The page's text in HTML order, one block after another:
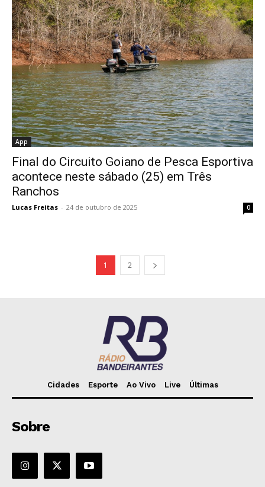
App
Final do Circuito Goiano de Pesca Esportiva
acontece neste sábado (25) em Três
Ranchos
Lucas Freitas - 24 de outubro de 2025 0
1 2
Cidades Esporte Ao Vivo Live Últimas
Sobre